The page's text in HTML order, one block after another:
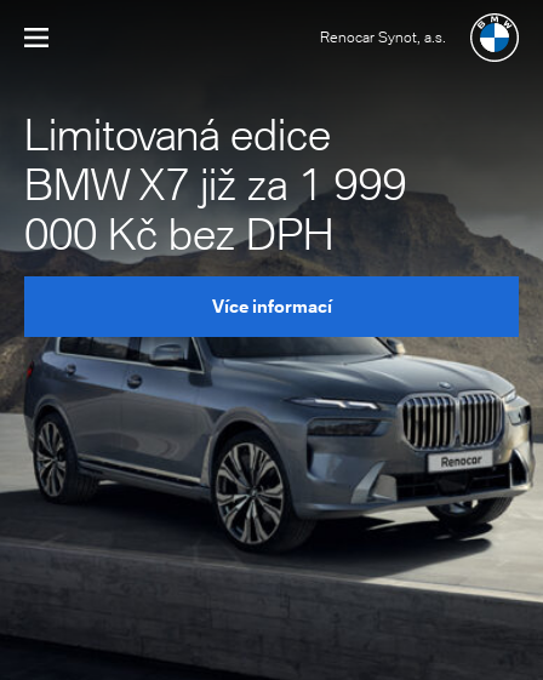
Renocar Synot, a.s.
Limitovaná edice
BMW X7 již za 1 999
000 Kč bez DPH
Více informací